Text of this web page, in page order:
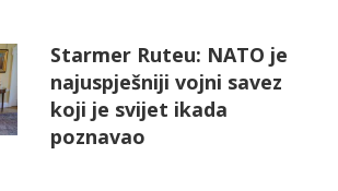
Starmer Ruteu: NATO je
najuspješniji vojni savez
koji je svijet ikada
poznavao